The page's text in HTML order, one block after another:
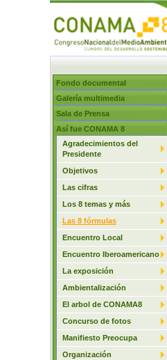
Fondo documental
Galería multimedia
Sala de Prensa
Así fue CONAMA 8
Agradecimientos del
Presidente
Objetivos
Las cifras
Los 8 temas y más
Las 8 fórmulas
Encuentro Local
Encuentro Iberoamericano
La exposición
Ambientalización
El arbol de CONAMA8
Concurso de fotos
Manifiesto Preocupa
Organización